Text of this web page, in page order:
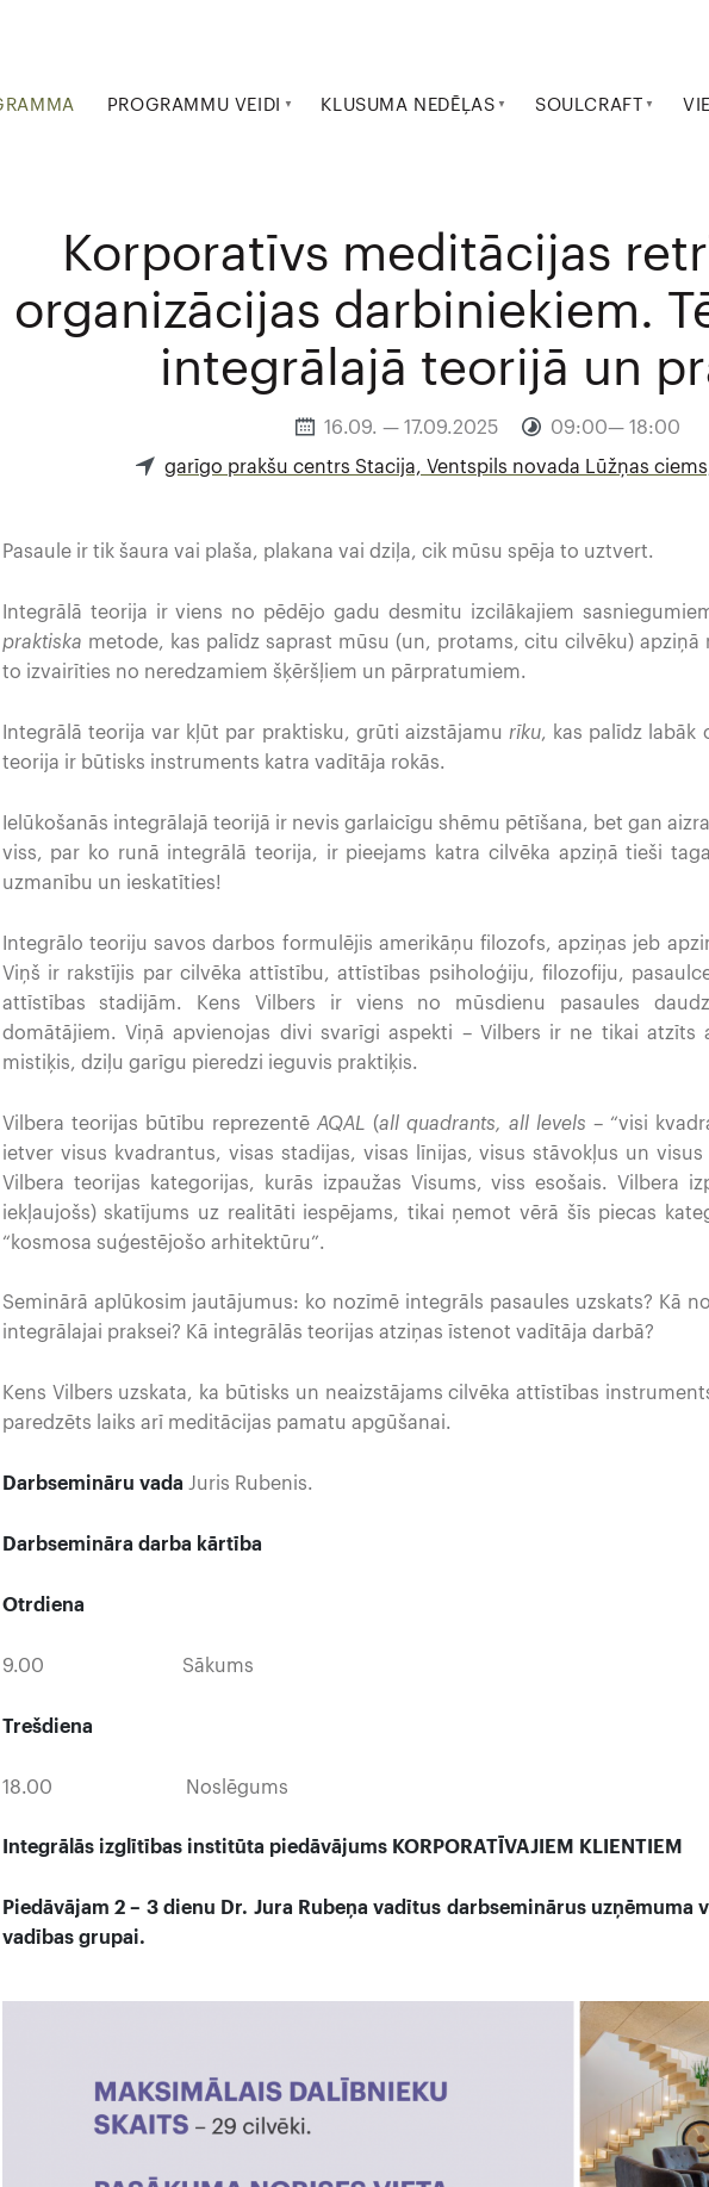
PROGRAMMU VEIDI KLUSUMA NEDĒĻAS SOULCRAFT
Korporatīvs meditācijas
organizācijas darbiniekiem.
integrālajā teorijā un
16.09. — 17.09.2025 09:00— 18:00
garīgo prakšu centrs Stacija, Ventspils novada Lūžņas
Pasaule ir tik šaura vai plaša, plakana vai dziļa, cik mūsu spēja to uztvert.
Integrālā teorija ir viens no pēdējo gadu desmitu izcilākajiem
praktiska metode, kas palīdz saprast mūsu (un, protams, citu cilvēku)
to izvairīties no neredzamiem šķēršļiem un pārpratumiem.
Integrālā teorija var kļūt par praktisku, grūti aizstājamu rīku, kas palīdz labāk
teorija ir būtisks instruments katra vadītāja rokās.
Ielūkošanās integrālajā teorijā ir nevis garlaicīgu shēmu pētīšana, bet gan
viss, par ko runā integrālā teorija, ir pieejams katra cilvēka apziņā tieši
uzmanību un ieskatīties!
Integrālo teoriju savos darbos formulējis amerikāņu filozofs, apziņas jeb
Viņš ir rakstījis par cilvēka attīstību, attīstības psiholoģiju, filozofiju,
attīstības stadijām. Kens Vilbers ir viens no mūsdienu pasaules
domātājiem. Viņā apvienojas divi svarīgi aspekti – Vilbers ir ne tikai atzīts
mistiķis, dziļu garīgu pieredzi ieguvis praktiķis.
Vilbera teorijas būtību reprezentē AQAL (all quadrants, all levels – “visi
ietver visus kvadrantus, visas stadijas, visas līnijas, visus stāvokļus un
Vilbera teorijas kategorijas, kurās izpaužas Visums, viss esošais. Vilbera
iekļaujošs) skatījums uz realitāti iespējams, tikai ņemot vērā šīs piecas
“kosmosa suģestējošo arhitektūru”.
Seminārā aplūkosim jautājumus: ko nozīmē integrāls pasaules uzskats? Kā
integrālajai praksei? Kā integrālās teorijas atziņas īstenot vadītāja darbā?
Kens Vilbers uzskata, ka būtisks un neaizstājams cilvēka attīstības
paredzēts laiks arī meditācijas pamatu apgūšanai.
Darbsemināru vada Juris Rubenis.
Darbsemināra darba kārtība
Otrdiena
9.00 Sākums
Trešdiena
18.00 Noslēgums
Integrālās izglītības institūta piedāvājums KORPORATĪVAJIEM KLIENTIEM
Piedāvājam 2 – 3 dienu Dr. Jura Rubeņa vadītus darbseminārus uzņēmuma
vadības grupai.